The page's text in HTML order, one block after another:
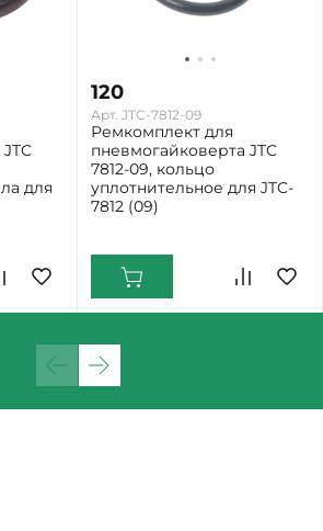
для
120
Арт. JTC-7812-09
Ремкомплект для
пневмогайковерта JTC
7812-09, кольцо
уплотнительное для JTC-
7812 (09)